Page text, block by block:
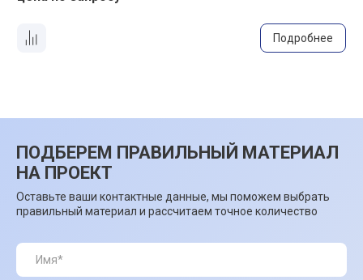
Подробнее
ПОДБЕРЕМ ПРАВИЛЬНЫЙ МАТЕРИАЛ
НА ПРОЕКТ
Оставьте ваши контактные данные, мы поможем выбрать
правильный материал и рассчитаем точное количество